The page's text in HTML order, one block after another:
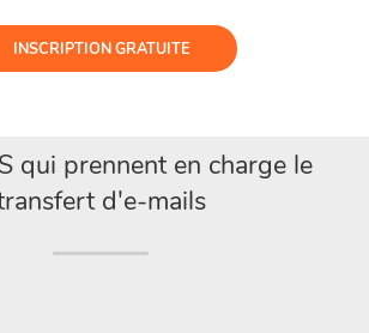
INSCRIPTION GRATUITE
qui prennent en charge le
d'e-mails